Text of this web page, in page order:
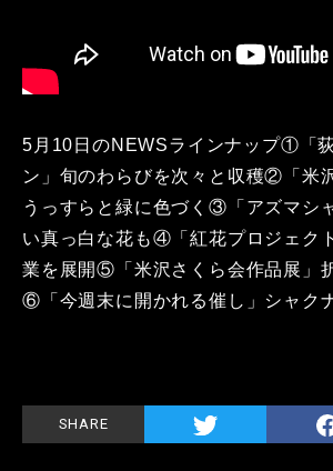
5月10日のNEWSラインナップ①「
ン」旬のわらびを次々と収穫②「米
うっすらと緑に色づく③「アズマシ
い真っ白な花も④「紅花プロジェク
業を展開⑤「米沢さくら会作品展」
⑥「今週末に開かれる催し」シャク
SHARE